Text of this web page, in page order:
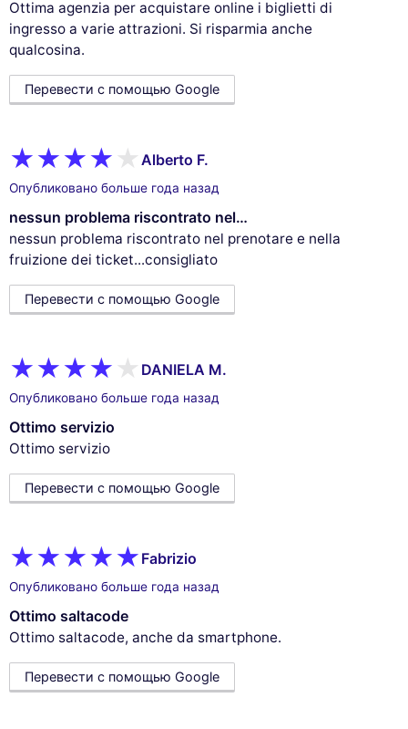
Ottima agenzia per acquistare online i biglietti di
ingresso a varie attrazioni. Si risparmia anche
qualcosina.
Перевести с помощью Google
Alberto F.
Опубликовано больше года назад
nessun problema riscontrato nel…
nessun problema riscontrato nel prenotare e nella
fruizione dei ticket...consigliato
Перевести с помощью Google
DANIELA M.
Опубликовано больше года назад
Ottimo servizio
Ottimo servizio
Перевести с помощью Google
Fabrizio
Опубликовано больше года назад
Ottimo saltacode
Ottimo saltacode, anche da smartphone.
Перевести с помощью Google